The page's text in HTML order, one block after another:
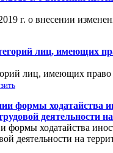
г. о внесении
лиц, имеющих
лиц, имеющих
формы ходатайства
деятельности
ходатайства
деятельности на